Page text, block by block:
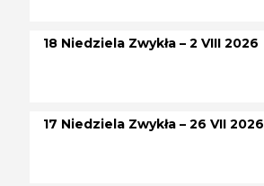
18 Niedziela Zwykła – 2 VIII 2026
17 Niedziela Zwykła – 26 VII 2026